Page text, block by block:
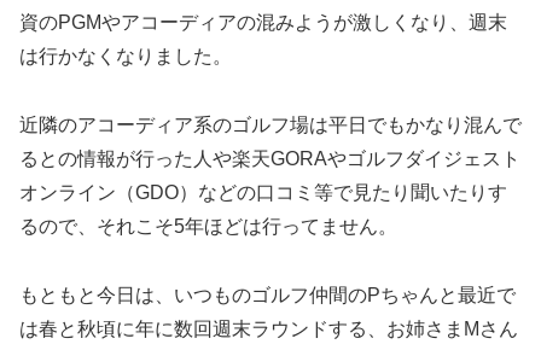
資のPGMやアコーディアの混みようが激しくなり、週末
は行かなくなりました。
近隣のアコーディア系のゴルフ場は平日でもかなり混んで
るとの情報が行った人や楽天GORAやゴルフダイジェスト
オンライン（GDO）などの口コミ等で見たり聞いたりす
るので、それこそ5年ほどは行ってません。
もともと今日は、いつものゴルフ仲間のPちゃんと最近で
は春と秋頃に年に数回週末ラウンドする、お姉さまMさん